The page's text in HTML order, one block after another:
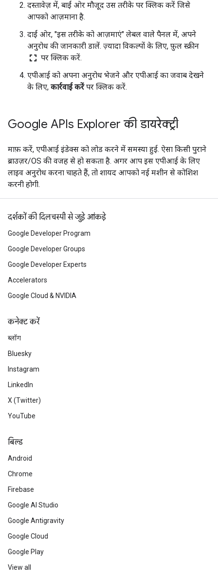
दस्तावेज़ में, बाईं ओर मौजूद उस तरीके पर क्लिक करें जिसे
आपको आज़माना है.
दाईं ओर, "इस तरीके को आज़माएं" लेबल वाले पैनल में, अपने
अनुरोध की जानकारी डालें. ज़्यादा विकल्पों के लिए, फ़ुल स्क्रीन
fullscreen पर क्लिक करें.
एपीआई को अपना अनुरोध भेजने और एपीआई का जवाब देखने
के लिए, कार्रवाई करेंपर क्लिक करें.
Google APIs Explorer की डायरेक्ट्री
माफ़ करें, एपीआई इंडेक्स को लोड करने में समस्या हुई. ऐसा किसी पुराने
ब्राउज़र/OS की वजह से हो सकता है. अगर आप इस एपीआई के लिए
लाइव अनुरोध करना चाहते हैं, तो शायद आपको नई मशीन से कोशिश
करनी होगी.
दर्शकों की दिलचस्पी से जुड़े आंकड़े
Google Developer Program
Google Developer Groups
Google Developer Experts
Accelerators
Google Cloud & NVIDIA
कनेक्ट करें
ब्लॉग
Bluesky
Instagram
LinkedIn
X (Twitter)
YouTube
बिल्ड
Android
Chrome
Firebase
Google AI Studio
Google Antigravity
Google Cloud
Google Play
View all